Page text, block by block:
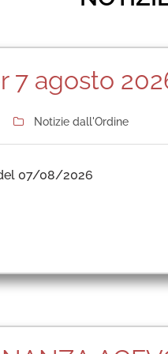
7 agosto
Notizie dall'Ordine
07/08/2026